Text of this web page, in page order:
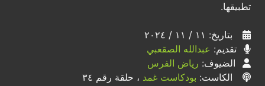
تطبيقها.
بتاريخ: ١١ / ١١ / ٢٠٢٤
تقديم: عبدالله الصقعبي
الضيوف: رياض الفرس
الكاست: بودكاست غمد ، حلقة رقم ٣٤